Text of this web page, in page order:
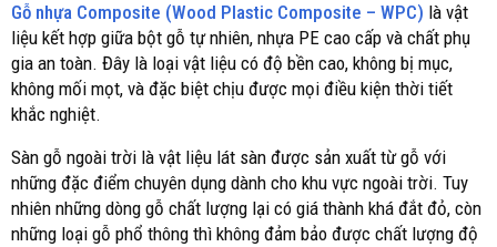
Gỗ nhựa Composite (Wood Plastic Composite – WPC) là vật
liệu kết hợp giữa bột gỗ tự nhiên, nhựa PE cao cấp và chất phụ
gia an toàn. Đây là loại vật liệu có độ bền cao, không bị mục,
không mối mọt, và đặc biệt chịu được mọi điều kiện thời tiết
khắc nghiệt.
Sàn gỗ ngoài trời là vật liệu lát sàn được sản xuất từ gỗ với
những đặc điểm chuyên dụng dành cho khu vực ngoài trời. Tuy
nhiên những dòng gỗ chất lượng lại có giá thành khá đắt đỏ, còn
những loại gỗ phổ thông thì không đảm bảo được chất lượng độ